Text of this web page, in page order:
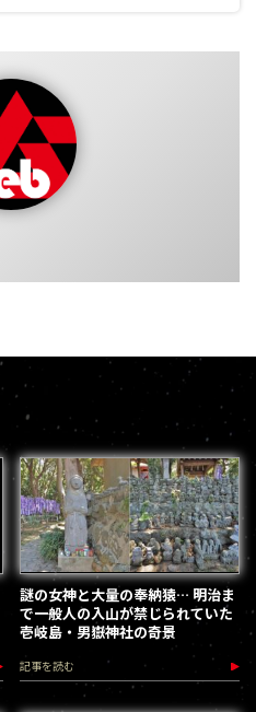
謎の女神と大量の奉納猿… 明治ま
で一般人の入山が禁じられていた
壱岐島・男嶽神社の奇景
記事を読む